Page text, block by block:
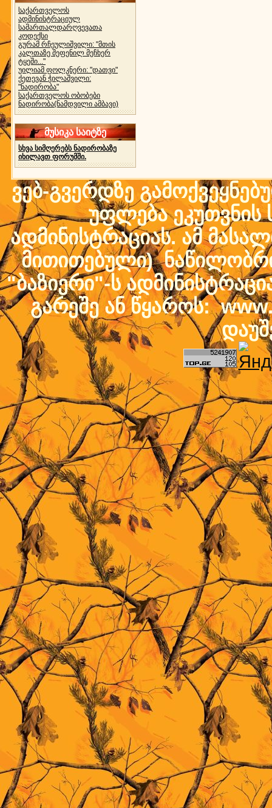
საქართველოს
ადმინისტრაციულ
სამართალდარღვევათა
კოდექსი
გურამ რჩეულიშვილი: "მთის
კალთაზე შეფენილ მეჩხერ
ტყეში..."
უილიამ ფოლკნერი: "დათვი"
ქეთევან ჭილაშვილი:
"ნადირობა"
საქართველოს ობობები
ნადირობა(ნამდვილი ამბავი)
მუსიკა საიტზე
სხვა სიმღერებს ნადირობაზე
იხილავთ ფორუმში.
ვებ-გვერდზე
უფლება ეკუთვნის
ადმინისტრაციას. ამ
მითითებული)
"ბაზიერი"-ს
გარეშე ან წყაროს: